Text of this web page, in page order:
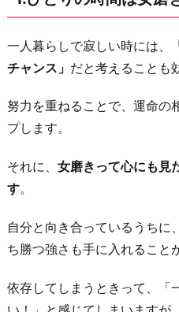
弱
っ
て
る
時
休
が
一
3.
一人暮らしで寂しい時には、
チャンス」 だと考えることも
努力を重ねることで、運命の
プします。
それに、 女磨きって心にも見
す。
自分と向き合っているうちに
ち勝つ強さも手に入れること
依存してしまうときって、「